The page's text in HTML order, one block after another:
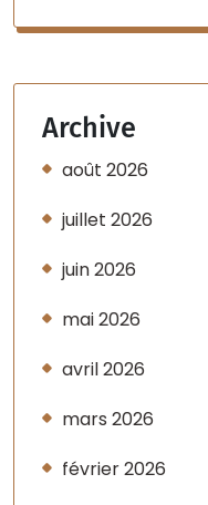
Archive
août 2026
juillet 2026
juin 2026
mai 2026
avril 2026
mars 2026
février 2026